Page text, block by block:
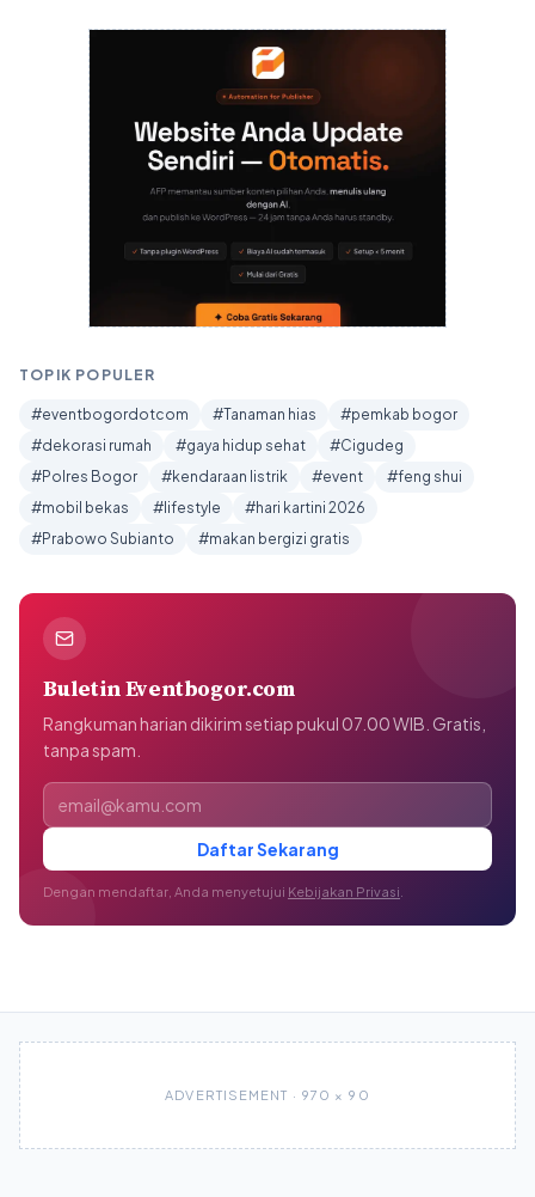
TOPIK POPULER
#eventbogordotcom #Tanaman hias
#pemkab bogor
#dekorasi rumah
#gaya hidup sehat
#Cigudeg
#Polres Bogor
#kendaraan listrik #event
#feng shui
#mobil bekas
#lifestyle
#hari kartini 2026
#Prabowo Subianto
#makan bergizi gratis
Buletin Eventbogor.com
Rangkuman harian dikirim setiap pukul 07.00 WIB. Gratis,
tanpa spam.
Alamat email
Daftar Sekarang
Dengan mendaftar, Anda menyetujui Kebijakan Privasi
ADVERTISEMENT · 970 × 90